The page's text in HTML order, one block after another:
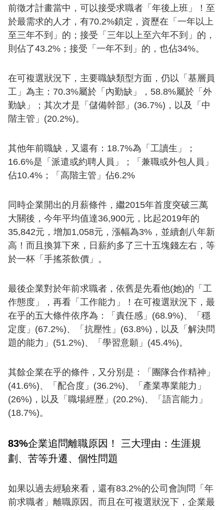
前徵才計畫當中，可以接受求職者「年後上班」！至
於最需求的人才，有70.2%鎖定，資歷在「一年以上
至三年不到」的；接受「三年以上至六年不到」的，
則佔了43.2%；接受「一年不到」的，也佔34%。
在可複選狀況下，主要職缺類型方面，仍以「基層員
工」為主：70.3%屬於「內勤缺」，58.8%屬於「外
勤缺」；其次才是「儲備幹部」(36.7%)，以及「中
階主管」(20.2%)。
其他年前職缺，又還有：18.7%為「工讀生」；
16.6%是「派遣或約聘人員」；「兼職或外包人員」
佔10.4%；「高階主管」佔6.2%
同時企業開出的月薪條件，繼2015年首度突破三萬
大關後，今年平均值達36,900元，比起2019年的
35,842元，增加1,058元，漲幅為3%，並續創八年新
高！而且換算下來，日薪約多了三十五塊錢左右，等
於一杯「手搖茶飲價」。
最後企業對於年前求職者，依舊是先看他(她)的「工
作態度」，再看「工作能力」！在可複選狀況下，最
在乎的五大條件依序為：「責任感」(68.9%)、「穩
定度」(67.2%)、「抗壓性」(63.8%)，以及「解決問
題的能力」(51.2%)、「學習意願」(45.4%)。
其餘企業在乎的條件，又分別是：「團隊合作精神」
(41.6%)、「配合度」(36.2%)、「產業專業能力」
(26%)，以及「職場經歷」(20.2%)、「語言能力」
(18.7%)。
83%企業追問離職原因！ 三大理由：生涯規
劃、苦等升遷、個性問題
如果以過去經驗來看，還有83.2%的公司會詢問「年
前求職者」離職原因。而且在可複選狀況下，企業最